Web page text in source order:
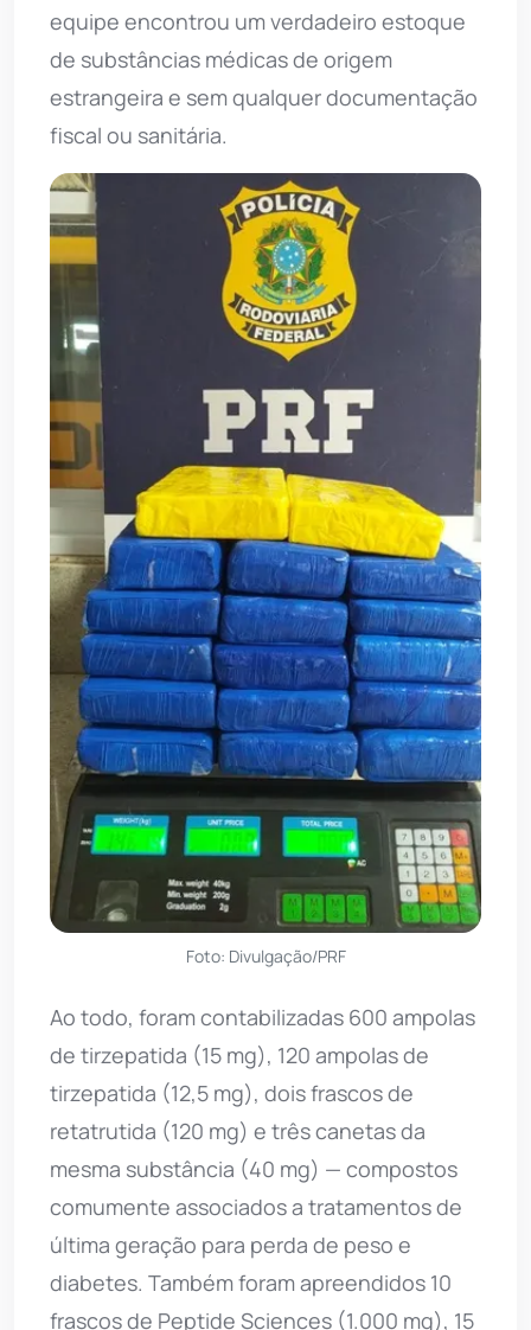
equipe encontrou um verdadeiro estoque
de substâncias médicas de origem
estrangeira e sem qualquer documentação
fiscal ou sanitária.
Foto: Divulgação/PRF
Ao todo, foram contabilizadas 600 ampolas
de tirzepatida (15 mg), 120 ampolas de
tirzepatida (12,5 mg), dois frascos de
retatrutida (120 mg) e três canetas da
mesma substância (40 mg) — compostos
comumente associados a tratamentos de
última geração para perda de peso e
diabetes. Também foram apreendidos 10
frascos de Peptide Sciences (1.000 mg), 15